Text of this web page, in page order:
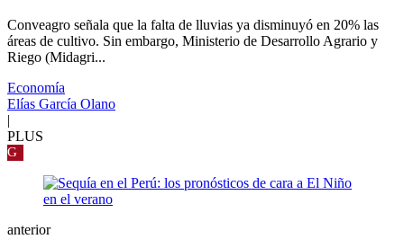
Conveagro señala que la falta de lluvias ya disminuyó en 20% las
áreas de cultivo. Sin embargo, Ministerio de Desarrollo Agrario y
Riego (Midagri...
Economía
Elías García Olano
|
PLUS
G
anterior